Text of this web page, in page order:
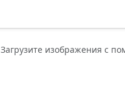
Загрузите изображения с